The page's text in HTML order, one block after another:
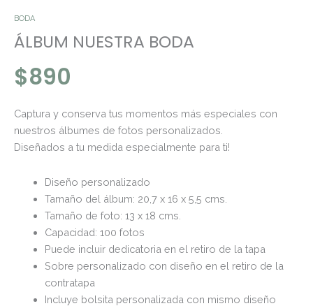
BODA
ÁLBUM NUESTRA BODA
$890
Captura y conserva tus momentos más especiales con
nuestros álbumes de fotos personalizados.
Diseñados a tu medida especialmente para ti!
Diseño personalizado
Tamaño del álbum: 20,7 x 16 x 5,5 cms.
Tamaño de foto: 13 x 18 cms.
Capacidad: 100 fotos
Puede incluir dedicatoria en el retiro de la tapa
Sobre personalizado con diseño en el retiro de la
contratapa
Incluye bolsita personalizada con mismo diseño